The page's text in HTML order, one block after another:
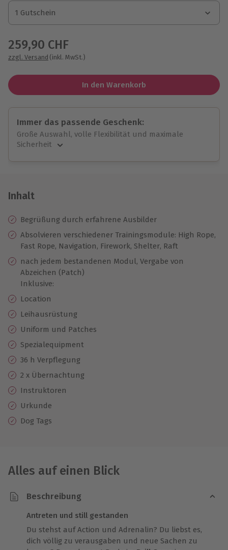
1 Gutschein
1 Gutschein
1 Gutschein
259,90 CHF
zzgl. Versand (inkl. MwSt.)
In den Warenkorb
Immer das passende Geschenk:
Große Auswahl, volle Flexibilität und maximale
Sicherheit
Jeder Gutschein für alle Erlebnisse einlösbar.
10 Jahre gültig & verlängerbar.
Inhalt
Begrüßung durch erfahrene Ausbilder
Absolvieren verschiedener Trainingsmodule: High Rope,
Fast Rope, Navigation, Firework, Shelter, Raft
nach jedem bestandenen Modul, Vergabe von
Abzeichen (Patch)
Inklusive:
Location
Leihausrüstung
Uniform und Patches
Spezialequipment
36 h Verpflegung
2 x Übernachtung
Instruktoren
Urkunde
Dog Tags
Alles auf einen Blick
Beschreibung
Antreten und still gestanden
Du stehst auf Action und Adrenalin? Du liebst es,
dich völlig zu verausgaben und neue Sachen zu